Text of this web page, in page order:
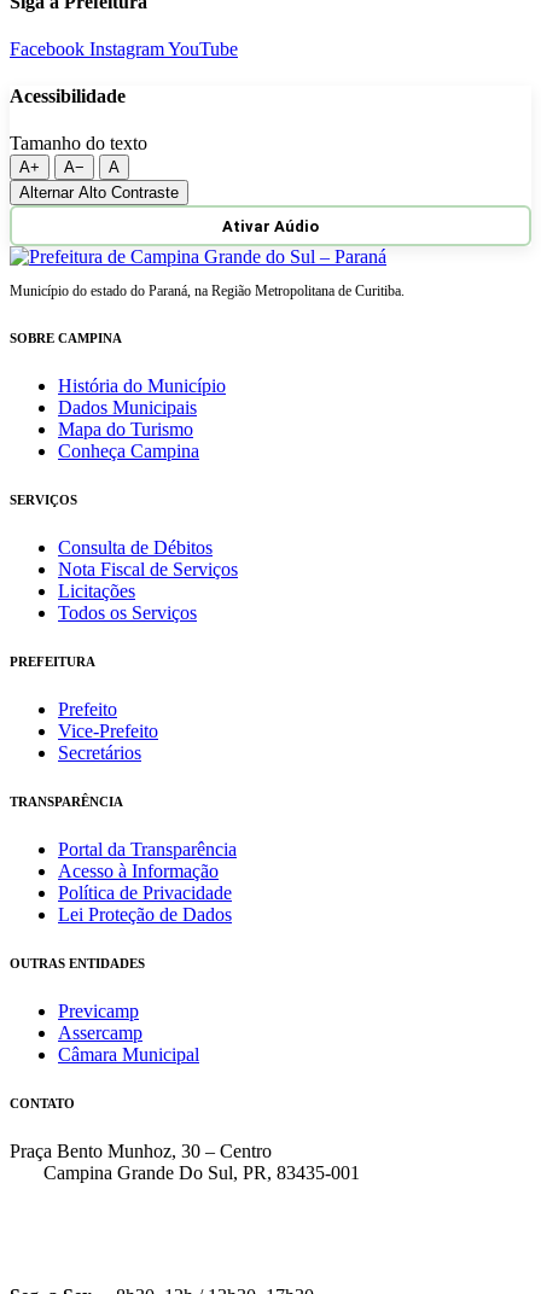
Facebook InstagramYouTube
Acessibilidade
Tamanho do texto
A+ A−
A
Alternar Alto Contraste
Ativar Aúdio
Município do estado do Paraná, na Região Metropolitana de Curitiba.
SOBRE CAMPINA
História do Município
Dados Municipais
Mapa do Turismo
Conheça Campina
SERVIÇOS
Consulta de Débitos
Nota Fiscal de Serviços
Licitações
Todos os Serviços
PREFEITURA
Prefeito
Vice-Prefeito
Secretários
TRANSPARÊNCIA
Portal da Transparência
Acesso à Informação
Política de Privacidade
Lei Proteção de Dados
OUTRAS ENTIDADES
Previcamp
Assercamp
Câmara Municipal
CONTATO
Praça Bento Munhoz, 30 – Centro
Campina Grande Do Sul, PR, 83435-001